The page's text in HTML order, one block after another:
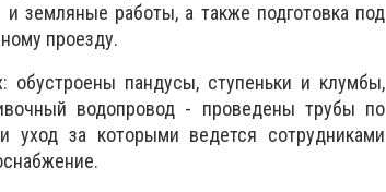
работы, а также подготовка под
проезду.
пандусы, ступеньки и клумбы,
водопровод - проведены трубы по
за которыми ведется сотрудниками